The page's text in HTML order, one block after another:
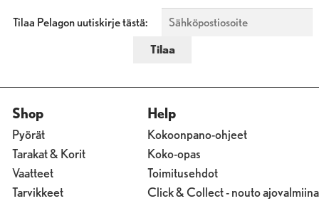
Tilaa Pelagon uutiskirje tästä:
Shop
Pyörät
Tarakat & Korit
Vaatteet
Tarvikkeet
Help
Kokoonpano-ohjeet
Koko-opas
Toimitusehdot
Click & Collect - nouto ajovalmiina